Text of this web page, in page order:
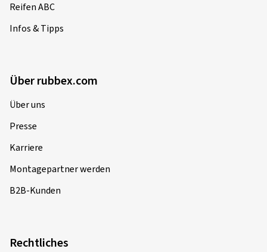
Reifen ABC
Infos & Tipps
Über rubbex.com
Über uns
Presse
Karriere
Montagepartner werden
B2B-Kunden
Rechtliches